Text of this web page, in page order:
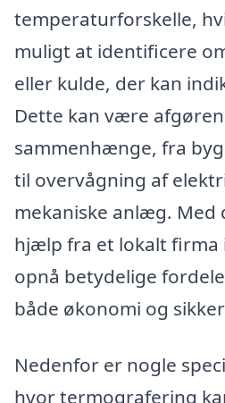
temperaturforskelle,
muligt at identificere
eller kulde, der kan
Dette kan være
sammenhænge, fra
til overvågning af
mekaniske anlæg. Med
hjælp fra et lokalt firma
opnå betydelige
både økonomi og
Nedenfor er nogle
hvor termografering